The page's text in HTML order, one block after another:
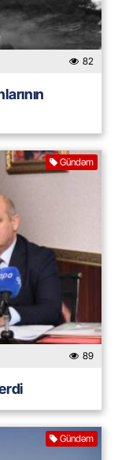
82
Gündəm
89
Gündəm